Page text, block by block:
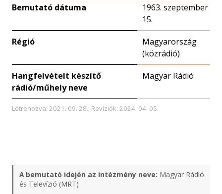
Bemutató dátuma
1963. szeptember
15.
Régió
Magyarország
(közrádió)
Hangfelvételt készítő
rádió/műhely neve
Magyar Rádió
Létrehozva: 2021. 09. 28.; Revíziók: 2024. 04. 05.
A bemutató idején az intézmény neve: Magyar Rádió
és Televízió (MRT)